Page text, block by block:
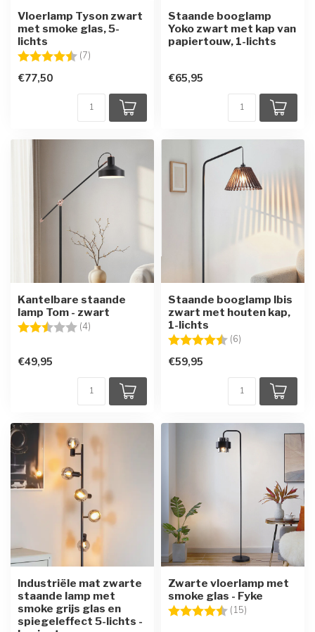
Vloerlamp Tyson zwart
met smoke glas, 5-
lichts
Beoordeling: (7)
€77,50
Staande booglamp
Yoko zwart met kap van
papiertouw, 1-lichts
€65,95
Kantelbare staande
lamp Tom - zwart
Beoordeling: (4)
€49,95
Staande booglamp Ibis
zwart met houten kap,
1-lichts
Beoordeling: (6)
€59,95
Industriële mat zwarte
staande lamp met
smoke grijs glas en
spiegeleffect 5-lichts -
Zwarte vloerlamp met
smoke glas - Fyke
Beoordeling: (15)